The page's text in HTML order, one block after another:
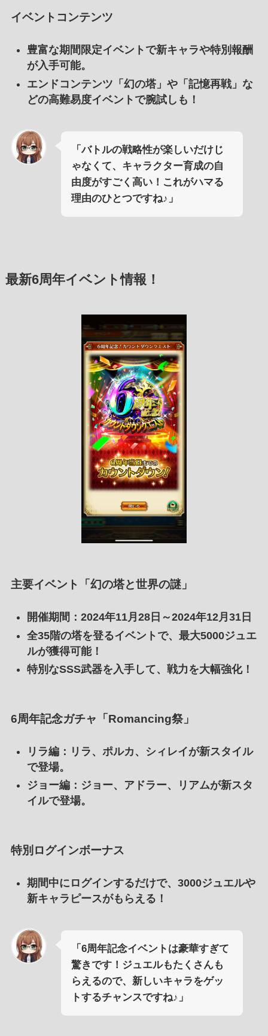
イベントコンテンツ
豊富な期間限定イベントで新キャラや特別報酬
が入手可能。
エンドコンテンツ「幻の塔」や「記憶再戦」な
どの高難易度イベントで腕試しも！
「バトルの戦略性が楽しいだけじ
ゃなくて、キャラクター育成の自
由度がすごく高い！これがハマる
理由のひとつですね♪」
最新6周年イベント情報！
主要イベント「幻の塔と世界の謎」
開催期間 ：2024年11月28日～2024年12月31日
全35階の塔を登るイベントで、最大5000ジュエ
ルが獲得可能！
特別なSSS武器を入手して、戦力を大幅強化！
6周年記念ガチャ「Romancing祭」
リラ編：リラ、ポルカ、シィレイが新スタイル
で登場。
ジョー編：ジョー、アドラー、リアムが新スタ
イルで登場。
特別ログインボーナス
期間中にログインするだけで、3000ジュエルや
新キャラピースがもらえる！
「6周年記念イベントは豪華すぎて
驚きです！ジュエルもたくさんも
らえるので、新しいキャラをゲッ
トするチャンスですね♪」